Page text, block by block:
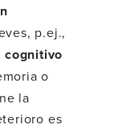
p.ej.,
o
la
es